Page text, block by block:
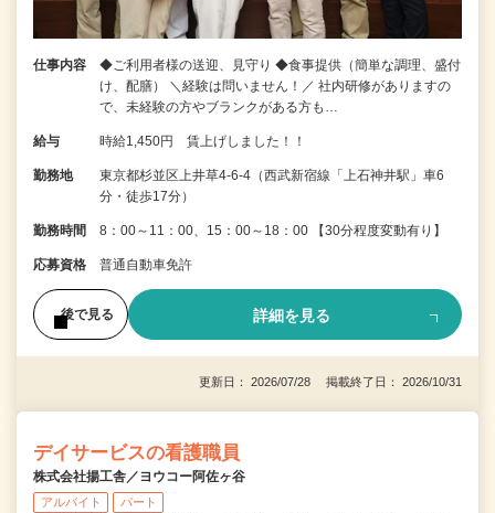
仕事内容
◆ご利用者様の送迎、見守り ◆食事提供（簡単な調理、盛付
け、配膳） ＼経験は問いません！／ 社内研修がありますの
で、未経験の方やブランクがある方も…
給与 時給1,450円 賃上げしました！！
勤務地
東京都杉並区上井草4-6-4（西武新宿線「上石神井駅」車6
分・徒歩17分）
勤務時間 8：00～11：00、15：00～18：00 【30分程度変動有り】
応募資格 普通自動車免許
後で見る 詳細を見る
更新日： 2026/07/28 掲載終了日： 2026/10/31
デイサービスの看護職員
株式会社揚工舎／ヨウコー阿佐ヶ谷
アルバイト パート